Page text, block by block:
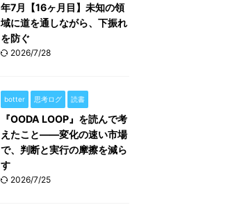
年7月【16ヶ月目】未知の領
域に道を通しながら、下振れ
を防ぐ
2026/7/28
botter 思考ログ 読書
『OODA LOOP』を読んで考
えたこと――変化の速い市場
で、判断と実行の摩擦を減ら
す
2026/7/25